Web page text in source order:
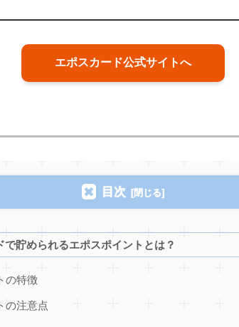
エポスカード公式サイトへ
目次
で貯められるエポスポイントとは？
の特徴
の注意点